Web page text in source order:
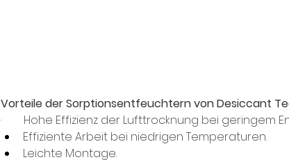
Vorteile der Sorptionsentfeuchtern von Desiccant
·        Hohe Effizienz der Lufttrocknung bei geringem
Effiziente Arbeit bei niedrigen Temperaturen.
Leichte Montage.